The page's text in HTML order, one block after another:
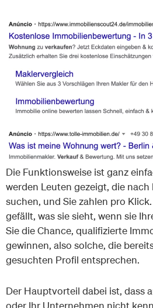
Die Funktionsweise ist ganz
werden Leuten gezeigt, die
suchen, und Sie zahlen pro
gefällt, was sie sieht, wenn sie
Sie die Chance, qualifizierte
gewinnen, also solche, die
gesuchten Profil entsprechen.
Der Hauptvorteil dabei ist, dass
oder Ihr Unternehmen nicht